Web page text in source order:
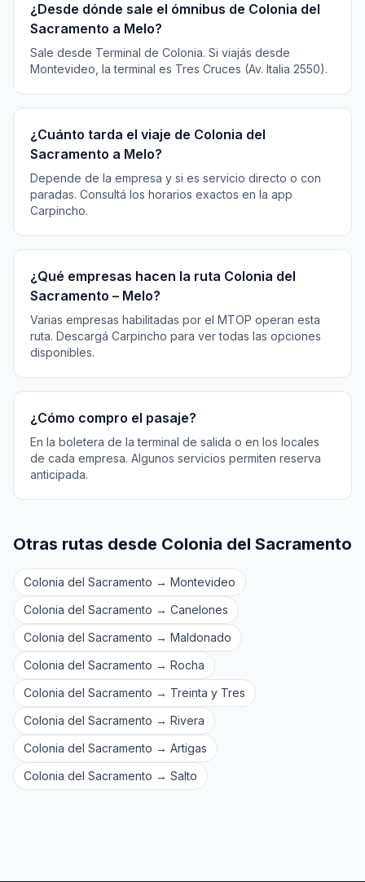
¿Desde dónde sale el ómnibus de Colonia del
Sacramento a Melo?
Sale desde Terminal de Colonia. Si viajás desde
Montevideo, la terminal es Tres Cruces (Av. Italia 2550).
¿Cuánto tarda el viaje de Colonia del
Sacramento a Melo?
Depende de la empresa y si es servicio directo o con
paradas. Consultá los horarios exactos en la app
Carpincho.
¿Qué empresas hacen la ruta Colonia del
Sacramento – Melo?
Varias empresas habilitadas por el MTOP operan esta
ruta. Descargá Carpincho para ver todas las opciones
disponibles.
¿Cómo compro el pasaje?
En la boletera de la terminal de salida o en los locales
de cada empresa. Algunos servicios permiten reserva
anticipada.
Otras rutas desde Colonia del Sacramento
Colonia del Sacramento → Montevideo
Colonia del Sacramento → Canelones
Colonia del Sacramento → Maldonado
Colonia del Sacramento → Rocha
Colonia del Sacramento → Treinta y Tres
Colonia del Sacramento → Rivera
Colonia del Sacramento → Artigas
Colonia del Sacramento → Salto